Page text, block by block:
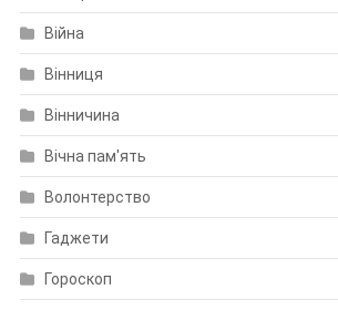
Війна
Вінниця
Вінничина
Вічна пам'ять
Волонтерство
Гаджети
Гороскоп